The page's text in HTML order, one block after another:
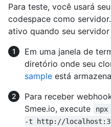
Para teste, você usará
codespace como
ativo quando seu
Em uma janela de
diretório onde seu
sample está
Para receber
Smee.io, execute
npx
-t http://